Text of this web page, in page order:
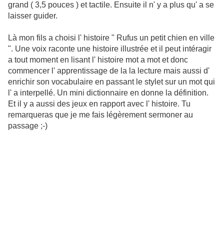
grand ( 3,5 pouces ) et tactile. Ensuite il n' y a plus qu' a se
laisser guider.
Là mon fils a choisi l' histoire " Rufus un petit chien en ville
". Une voix raconte une histoire illustrée et il peut intéragir
a tout moment en lisant l' histoire mot a mot et donc
commencer l' apprentissage de la la lecture mais aussi d'
enrichir son vocabulaire en passant le stylet sur un mot qui
l' a interpellé. Un mini dictionnaire en donne la définition.
Et il y a aussi des jeux en rapport avec l' histoire. Tu
remarqueras que je me fais légèrement sermoner au
passage ;-)